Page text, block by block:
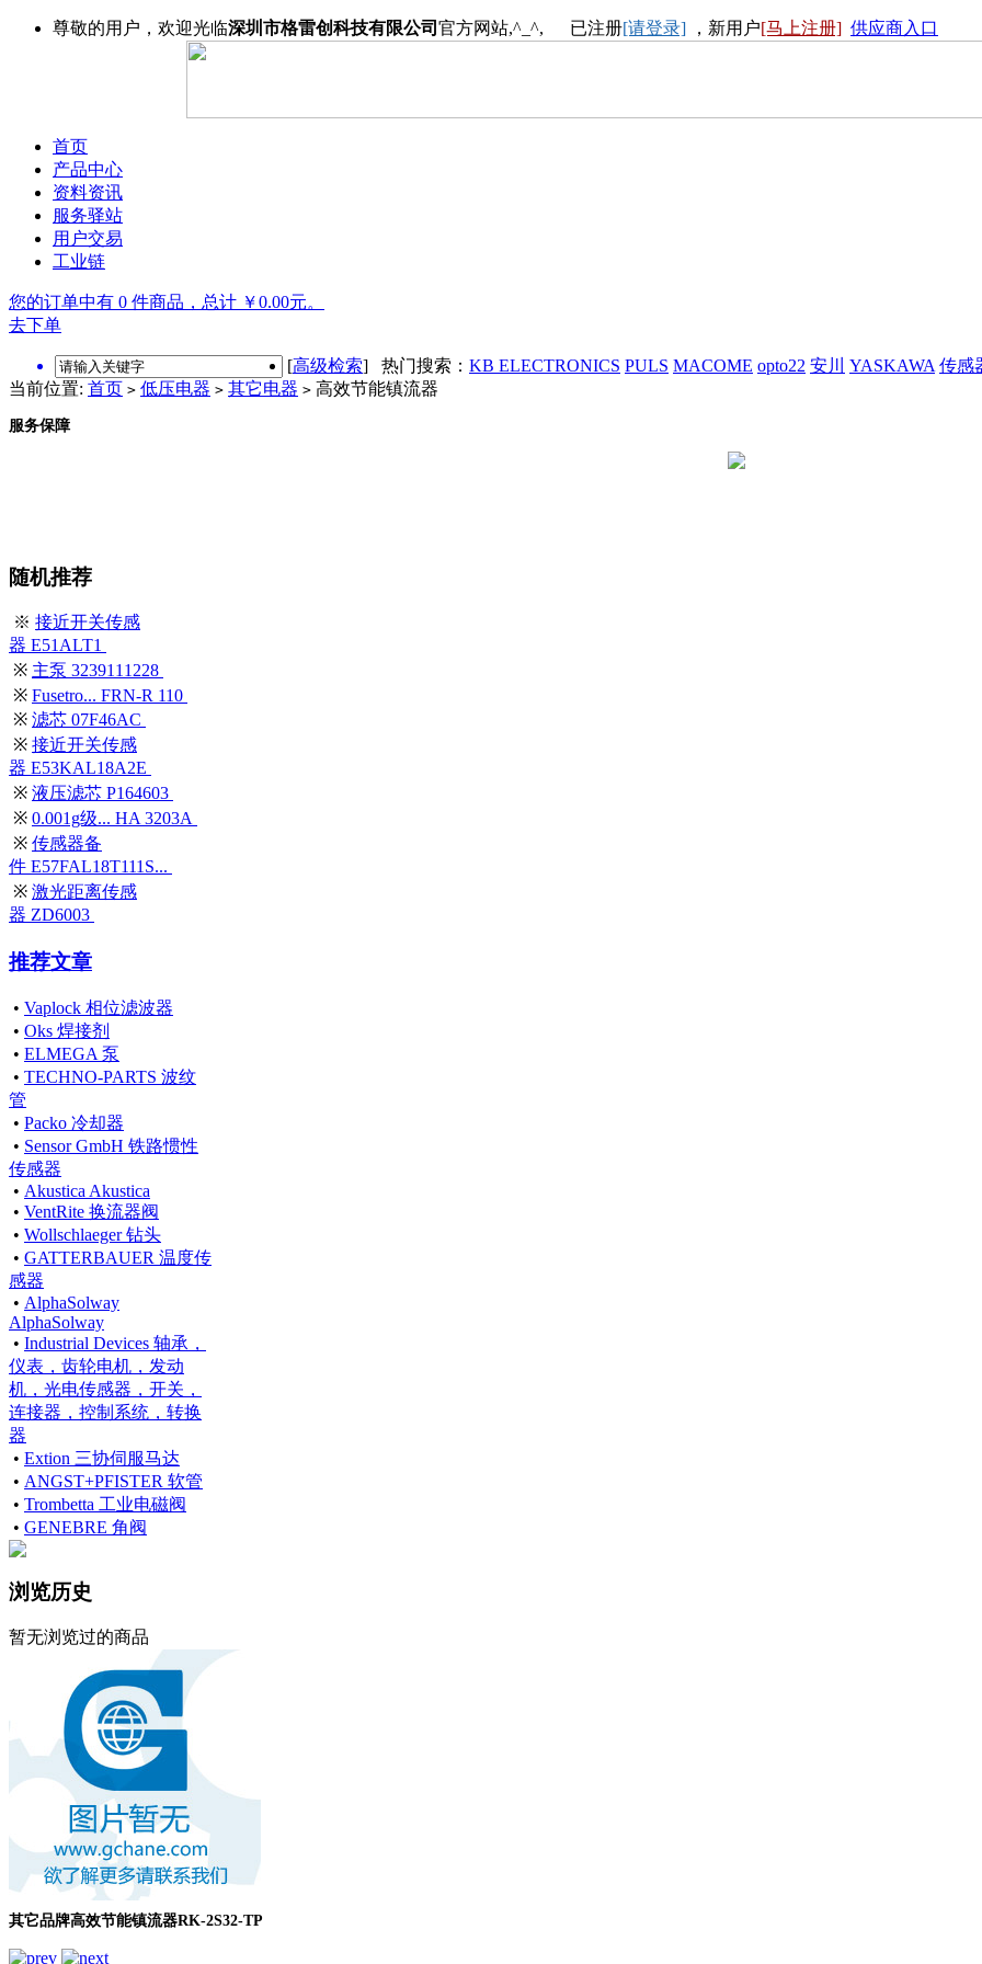
尊敬的用户，欢迎光临深圳市格雷创科技有限公司 官方网站,^_^, 已注册[请登录] ，新用户[马上注册] 供应商入口
首页
产品中心
资料资讯
服务驿站
用户交易
工业链
您的订单中有 0 件商品，总计 ￥0.00元。
去下单
[高级检索] 热门搜索： KB ELECTRONICS PULS MACOME opto22 安川 YASKAWA 传感
当前位置: 首页 > 低压电器 > 其它电器 > 高效节能镇流器
服务保障
随机推荐
※ 接近开关传感
器 E51ALT1
※ 主泵 3239111228
※ Fusetro... FRN-R 110
※ 滤芯 07F46AC
※ 接近开关传感
器 E53KAL18A2E
※ 液压滤芯 P164603
※ 0.001g级... HA 3203A
※ 传感器备
件 E57FAL18T111S...
※ 激光距离传感
器 ZD6003
推荐文章
• Vaplock 相位滤波器
• Oks 焊接剂
• ELMEGA 泵
• TECHNO-PARTS 波纹
管
• Packo 冷却器
• Sensor GmbH 铁路惯性
传感器
• Akustica Akustica
• VentRite 换流器阀
• Wollschlaeger 钻头
• GATTERBAUER 温度传
感器
• AlphaSolway
AlphaSolway
• Industrial Devices 轴承，
仪表，齿轮电机，发动
机，光电传感器，开关，
连接器，控制系统，转换
器
• Extion 三协伺服马达
• ANGST+PFISTER 软管
• Trombetta 工业电磁阀
• GENEBRE 角阀
浏览历史
暂无浏览过的商品
其它品牌高效节能镇流器RK-2S32-TP